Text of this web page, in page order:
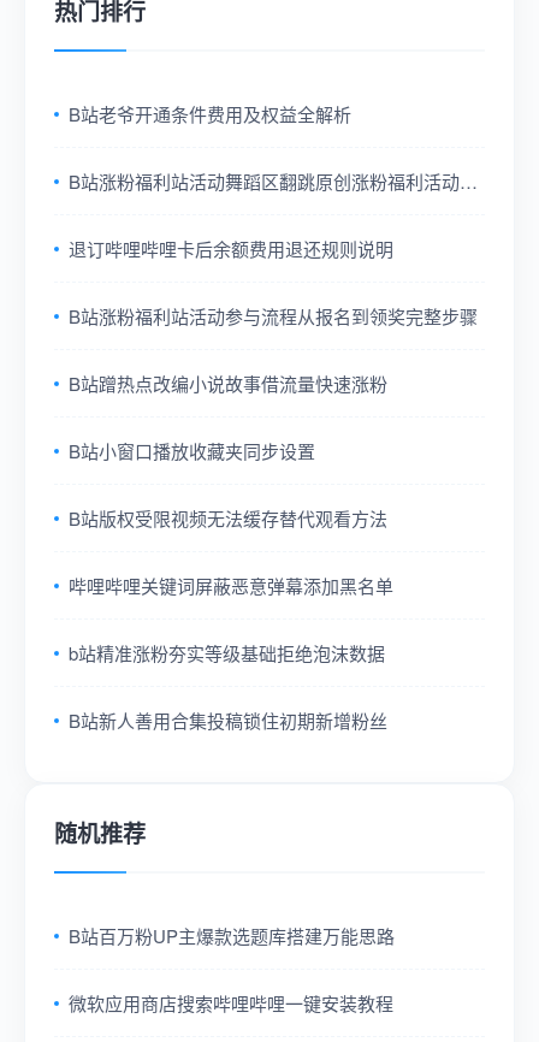
热门排行
B站老爷开通条件费用及权益全解析
B站涨粉福利站活动舞蹈区翻跳原创涨粉福利活动指
退订哔哩哔哩卡后余额费用退还规则说明
B站涨粉福利站活动参与流程从报名到领奖完整步骤
B站蹭热点改编小说故事借流量快速涨粉
B站小窗口播放收藏夹同步设置
B站版权受限视频无法缓存替代观看方法
哔哩哔哩关键词屏蔽恶意弹幕添加黑名单
b站精准涨粉夯实等级基础拒绝泡沫数据
B站新人善用合集投稿锁住初期新增粉丝
随机推荐
B站百万粉UP主爆款选题库搭建万能思路
微软应用商店搜索哔哩哔哩一键安装教程